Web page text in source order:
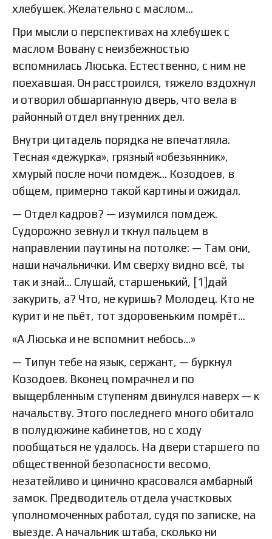
хлебушек. Желательно с маслом…
При мысли о перспективах на хлебушек с
маслом Вовану с неизбежностью
вспомнилась Люська. Естественно, с ним не
поехавшая. Он расстроился, тяжело вздохнул
и отворил обшарпанную дверь, что вела в
районный отдел внутренних дел.
Внутри цитадель порядка не впечатляла.
Тесная «дежурка», грязный «обезьянник»,
хмурый после ночи помдеж… Козодоев, в
общем, примерно такой картины и ожидал.
— Отдел кадров? — изумился помдеж.
Судорожно зевнул и ткнул пальцем в
направлении паутины на потолке: — Там они,
наши начальнички. Им сверху видно всё, ты
так и знай… Слушай, старшенький, [1]дай
закурить, а? Что, не куришь? Молодец. Кто не
курит и не пьёт, тот здоровеньким помрёт…
«А Люська и не вспомнит небось…»
— Типун тебе на язык, сержант, — буркнул
Козодоев. Вконец помрачнел и по
выщербленным ступеням двинулся наверх — к
начальству. Этого последнего много обитало
в полудюжине кабинетов, но с ходу
пообщаться не удалось. На двери старшего по
общественной безопасности весомо,
незатейливо и цинично красовался амбарный
замок. Предводитель отдела участковых
уполномоченных работал, судя по записке, на
выезде. А начальник штаба, сколько ни